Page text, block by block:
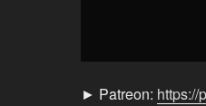
► Patreon: https://